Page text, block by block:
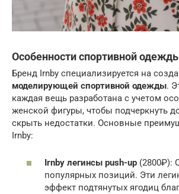
Особенности спортивной
Бренд Irnby специализируется на
моделирующей спортивной одежды.
каждая вещь разработана с учетом
женской фигуры, чтобы подчеркнуть
скрыть недостатки. Основные
Irnby:
Irnby легинсы push-up (2800₽):
популярных позиций. Эти
эффект подтянутых ягодиц